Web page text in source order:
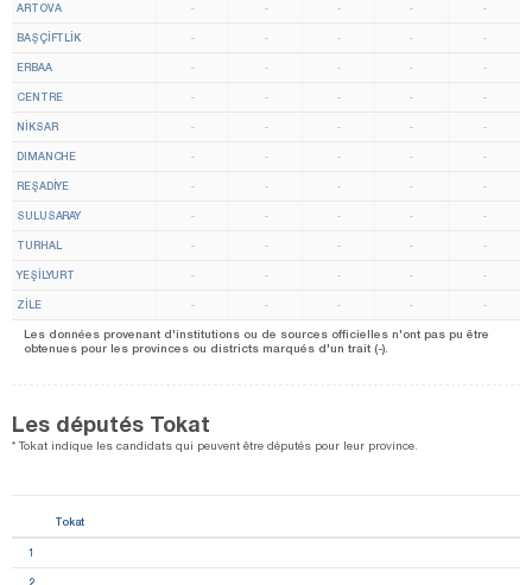
ARTOVA - - - - -
BAŞÇİFTLİK - - - - -
ERBAA - - - - -
CENTRE - - - - -
NİKSAR - - - - -
DIMANCHE - - - - -
REŞADİYE - - - - -
SULUSARAY - - - - -
TURHAL - - - - -
YEŞİLYURT - - - - -
ZİLE - - - - -
Les données provenant d'institutions ou de sources officielles n'ont pas pu être
obtenues pour les provinces ou districts marqués d'un trait (-).
Les députés Tokat
* Tokat indique les candidats qui peuvent être députés pour leur province.
Tokat
1
2